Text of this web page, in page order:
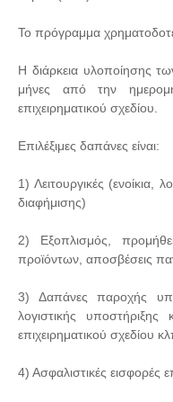
Το πρόγραμμα
Η διάρκεια υλοποίησης
μήνες από την
επιχειρηματικού σχεδίου.
Επιλέξιμες δαπάνες είναι:
1) Λειτουργικές
διαφήμισης)
2) Εξοπλισμός,
προϊόντων, αποσβέσεις
3) Δαπάνες παροχής
λογιστικής
επιχειρηματικού σχεδίου
4) Ασφαλιστικές εισφορές